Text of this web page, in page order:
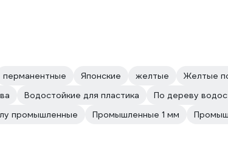
перманентные Японские желтые Желтые
Водостойкие для пластика По дереву
промышленные Промышленные 1 мм